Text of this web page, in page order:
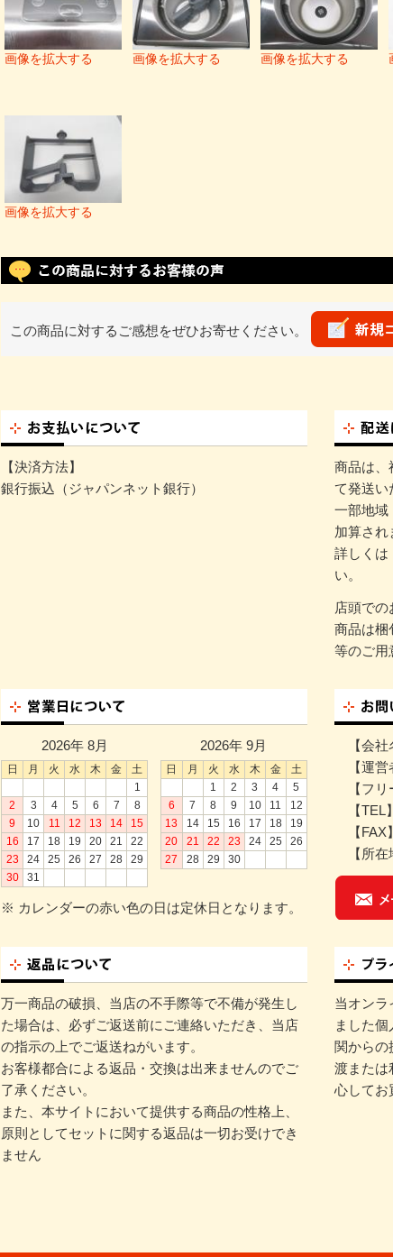
画像を拡大する 画像を拡大する 画像を拡大する
画像を拡大する
この商品に対するご感想をぜひお寄せください。
【決済方法】
銀行振込（ジャパンネット銀行）
商品は、
て発送い
一部地域
加算され
詳しくは
い。
店頭で
商品は梱
等のご用
2026年 8月
日 月 火 水 木 金
土
1
2
3 4 5 6 7
8
9
10 11 12 13 14
15
16
17 18 19 20 21
22
23
24 25 26 27 28
29
30
31
2026年 9月
日 月 火 水 木 金
土
1
2 3 4
5
6
7 8 9 10 11
12
13
14 15 16 17 18
19
20
21 22 23 24 25
26
27
28 29 30
※ カレンダーの赤い色の日は定休日となります。
【会
【運
【フ
【
【
【所
万一商品の破損、当店の不手際等で不備が発生し
た場合は、必ずご返送前にご連絡いただき、当店
の指示の上でご返送ねがいます。
お客様都合による返品・交換は出来ませんのでご
了承ください。
また、本サイトにおいて提供する商品の性格上、
原則としてセットに関する返品は一切お受けでき
ません
当オンラ
ました
関からの
渡または
心してお